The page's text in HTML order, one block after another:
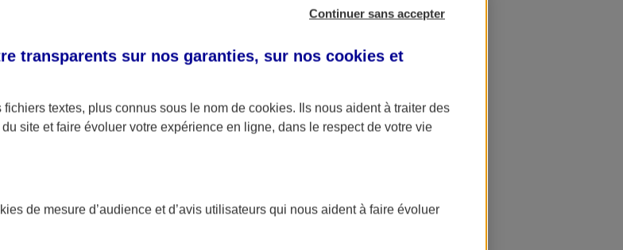
Continuer sans accepter
transparents sur nos garanties, sur nos cookies et
textes, plus connus sous le nom de cookies. Ils nous aident à traiter des
site et faire évoluer votre expérience en ligne, dans le respect de votre vie
de mesure d’audience et d’avis utilisateurs qui nous aident à faire évoluer